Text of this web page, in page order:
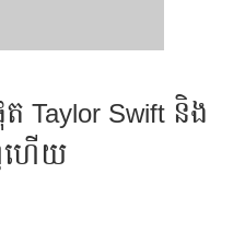
ត Taylor Swift និង
ញហើយ